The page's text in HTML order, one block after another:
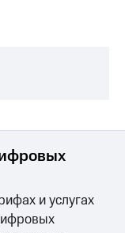
и услугах